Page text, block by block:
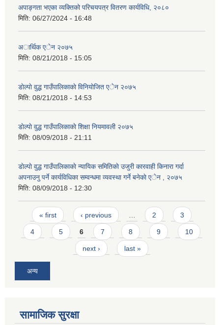
अपाङ्गता भएका व्यक्तिको परिचयपत्र वितरण कार्यविधि, २०८०
मिति: 06/27/2024 - 16:48
अार्थिक एेन २०७५
मिति: 08/21/2018 - 15:05
डाेल्पाे वुद्ध गाउँपालिकाकाे विनियाेजित एेन २०७५
मिति: 08/21/2018 - 14:53
डाेल्पाे वुद्ध गाउँपालिकाकाे शिक्षा नियमावली २०७५
मिति: 08/09/2018 - 21:11
डाेल्पाे वुद्ध गाउँपालिकाकाे न्यायिक समितिकाे उजुरी कारवाही किनारा गर्दा
अपनाउनु पर्ने कार्यविधिका सम्वन्धमा व्यवस्था गर्ने बनेकाे एेन , २०७५
मिति: 08/09/2018 - 12:30
Pages
« first ‹ previous 2 3
4 5 6 7 8 9 10
next › last »
अन्य
सामाजिक सुरक्षा